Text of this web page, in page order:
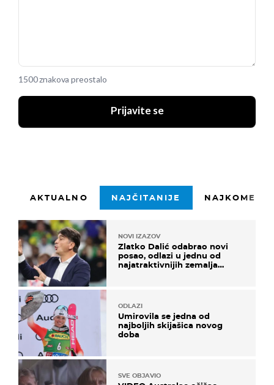
1500 znakova preostalo
Prijavite se
AKTUALNO NAJČITANIJE
NOVI IZAZOV
Zlatko Dalić odabrao novi
posao, odlazi u jednu od
najatraktivnijih zemalja
ODLAZI
Umirovila se jedna od
najboljih skijašica novog
doba
SVE OBJAVIO